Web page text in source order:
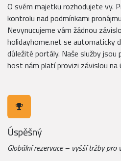
O svém majetku rozhodujete vy.
kontrolu nad podmínkami
Nevynucujeme vám žádnou
holidayhome.net se automaticky
důležité portály. Naše služby
host nám platí provizi závislou na
Úspěšný
Globální rezervace – vyšší tržby pro